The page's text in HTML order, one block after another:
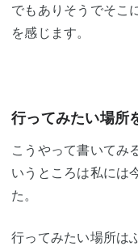
でもありそうでそこ
を感じます。
行ってみたい場所
こうやって書いてみ
いうところは私には
た。
行ってみたい場所は